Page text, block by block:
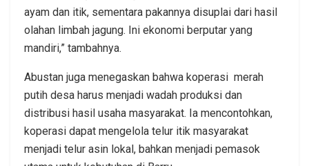
ayam dan itik, sementara pakannya disuplai dari hasil
olahan limbah jagung. Ini ekonomi berputar yang
mandiri,” tambahnya.
Abustan juga menegaskan bahwa koperasi merah
putih desa harus menjadi wadah produksi dan
distribusi hasil usaha masyarakat. Ia mencontohkan,
koperasi dapat mengelola telur itik masyarakat
menjadi telur asin lokal, bahkan menjadi pemasok